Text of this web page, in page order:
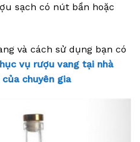
sạch có nút bần hoặc
và cách sử dụng bạn có
vụ rượu vang tại nhà
chuyên gia